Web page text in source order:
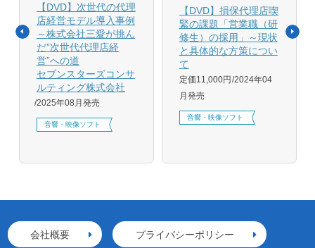
【DVD】次世代の代理
店経営モデル導入事例
～株式会社三愛が挑ん
だ”次世代代理店経
営”への道
セブンスターズコンサ
ルティング株式会社
2025年08月発売
音響・映像ソフト
【DVD】損保代理店喫
緊の課題「営業職（研
修生）の採用」～現状
と具体的な方策につい
て
定価11,000円 2024年04
月発売
音響・映像ソフト
会社概要 プライバシーポリシー